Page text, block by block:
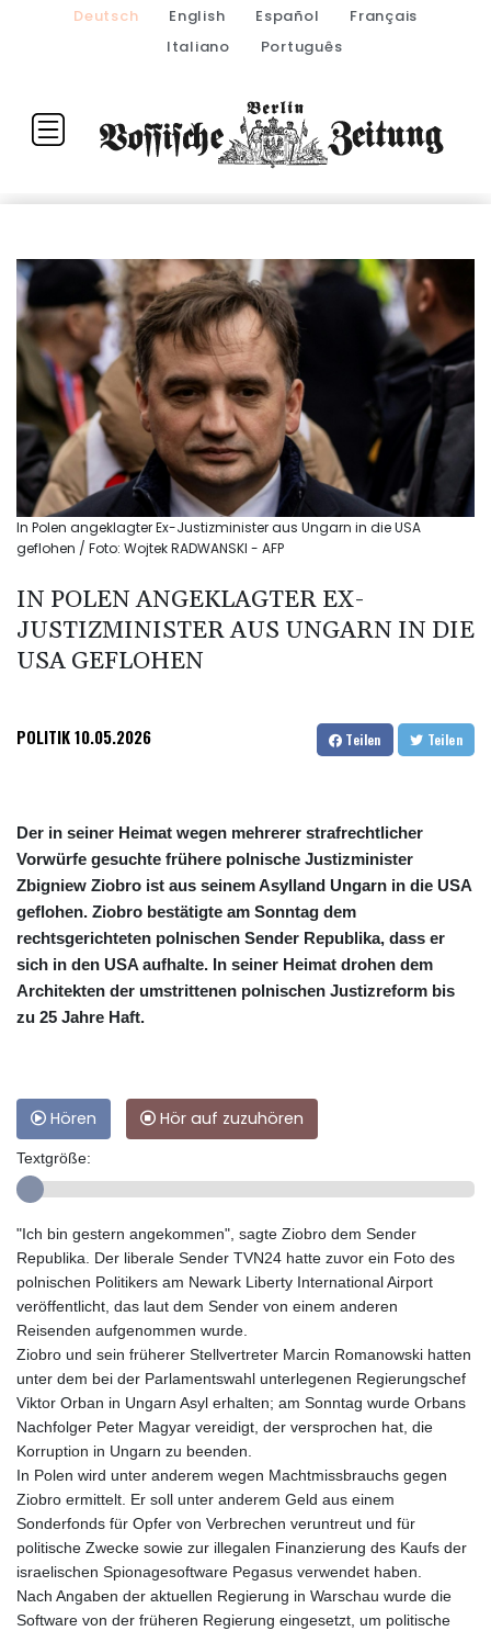
Deutsch English Español
Français
Italiano
Português
In Polen angeklagter Ex-Justizminister aus Ungarn in die USA
geflohen / Foto: Wojtek RADWANSKI - AFP
IN POLEN ANGEKLAGTER EX-
JUSTIZMINISTER AUS UNGARN IN DIE
USA GEFLOHEN
POLITIK10.05.2026 Teilen Teilen
Der in seiner Heimat wegen mehrerer strafrechtlicher
Vorwürfe gesuchte frühere polnische Justizminister
Zbigniew Ziobro ist aus seinem Asylland Ungarn in die USA
geflohen. Ziobro bestätigte am Sonntag dem
rechtsgerichteten polnischen Sender Republika, dass er
sich in den USA aufhalte. In seiner Heimat drohen dem
Architekten der umstrittenen polnischen Justizreform bis
zu 25 Jahre Haft.
Hören Hör auf zuzuhören
Textgröße:
"Ich bin gestern angekommen", sagte Ziobro dem Sender
Republika. Der liberale Sender TVN24 hatte zuvor ein Foto des
polnischen Politikers am Newark Liberty International Airport
veröffentlicht, das laut dem Sender von einem anderen
Reisenden aufgenommen wurde.
Ziobro und sein früherer Stellvertreter Marcin Romanowski hatten
unter dem bei der Parlamentswahl unterlegenen Regierungschef
Viktor Orban in Ungarn Asyl erhalten; am Sonntag wurde Orbans
Nachfolger Peter Magyar vereidigt, der versprochen hat, die
Korruption in Ungarn zu beenden.
In Polen wird unter anderem wegen Machtmissbrauchs gegen
Ziobro ermittelt. Er soll unter anderem Geld aus einem
Sonderfonds für Opfer von Verbrechen veruntreut und für
politische Zwecke sowie zur illegalen Finanzierung des Kaufs der
israelischen Spionagesoftware Pegasus verwendet haben.
Nach Angaben der aktuellen Regierung in Warschau wurde die
Software von der früheren Regierung eingesetzt, um politische